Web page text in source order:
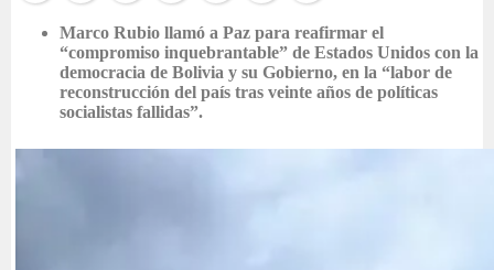
Marco Rubio llamó a Paz para reafirmar el
“compromiso inquebrantable” de Estados Unidos con la
democracia de Bolivia y su Gobierno, en la “labor de
reconstrucción del país tras veinte años de políticas
socialistas fallidas”.